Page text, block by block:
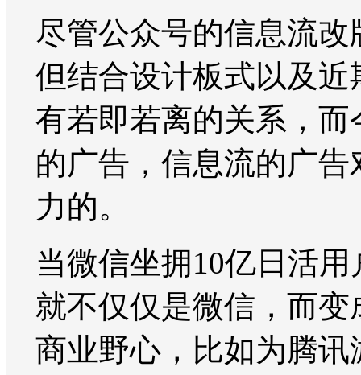
尽管公众号的信息流
但结合设计板式以及
有若即若离的关系，
的广告，信息流的广
力的。
当微信坐拥10亿日活
就不仅仅是微信，而
商业野心，比如为腾